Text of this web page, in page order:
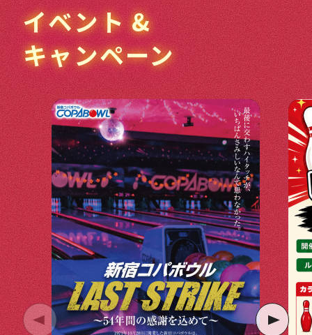
イベント &
キャンペーン